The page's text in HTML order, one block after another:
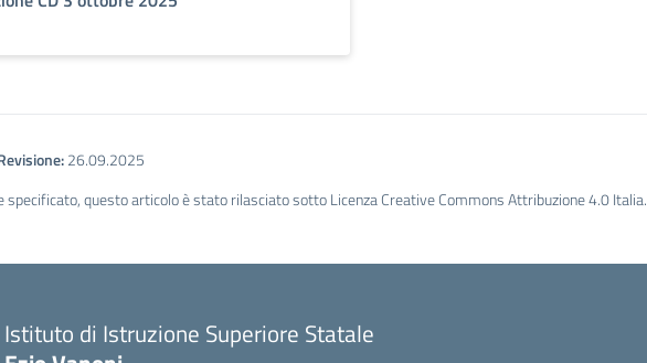
26.09.2025
specificato, questo articolo è stato rilasciato sotto Licenza Creative Commons Attribuzione 4.0 Italia.
Istituto di Istruzione Superiore Statale